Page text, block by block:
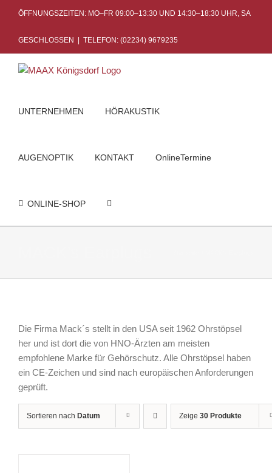
content
ÖFFNUNGSZEITEN: MO–FR 09:00–13:30 UND 14:30–18:30 UHR, SA
GESCHLOSSEN TELEFON: (02234) 9679235
UNTERNEHMEN HÖRAKUSTIK
AUGENOPTIK KONTAKT OnlineTermine
ONLINE-SHOP
Die Firma Mack´s stellt in den USA seit 1962 Ohrstöpsel
her und ist dort die von HNO-Ärzten am meisten
empfohlene Marke für Gehörschutz. Alle Ohrstöpsel haben
ein CE-Zeichen und sind nach europäischen Anforderungen
geprüft.
Sortieren nach Datum Zeige 30 Produkte